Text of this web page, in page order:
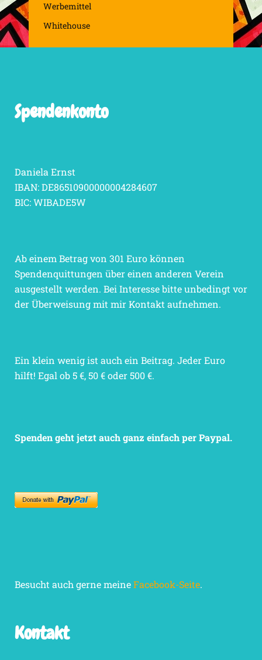
Werbemittel
Whitehouse
Spendenkonto
Daniela Ernst
IBAN: DE86510900000004284607
BIC: WIBADE5W
Ab einem Betrag von 301 Euro können
Spendenquittungen über einen anderen Verein
ausgestellt werden. Bei Interesse bitte unbedingt vor
der Überweisung mit mir Kontakt aufnehmen.
Ein klein wenig ist auch ein Beitrag. Jeder Euro
hilft! Egal ob 5 €, 50 € oder 500 €.
Spenden geht jetzt auch ganz einfach per Paypal.
Besucht auch gerne meineFacebook-Seite.
Kontakt